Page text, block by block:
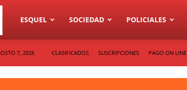
Diario
La
ESQUEL SOCIEDAD POLICIALES
7, 2026 CLASIFICADOS SUSCRIPCIONES PAGO ON LINE